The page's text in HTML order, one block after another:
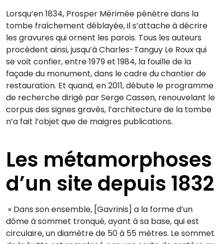
Lorsqu’en 1834, Prosper Mérimée pénètre dans la
tombe fraîchement déblayée, il s’attache à décrire
les gravures qui ornent les parois. Tous les auteurs
procèdent ainsi, jusqu’à Charles-Tanguy Le Roux qui
se voit confier, entre 1979 et 1984, la fouille de la
façade du monument, dans le cadre du chantier de
restauration. Et quand, en 2011, débute le programme
de recherche dirigé par Serge Cassen, renouvelant le
corpus des signes gravés, l’architecture de la tombe
n’a fait l’objet que de maigres publications.
Les métamorphoses
d’un site depuis 1832
« Dans son ensemble, [Gavrinis] a la forme d’un
dôme à sommet tronqué, ayant à sa base, qui est
circulaire, un diamètre de 50 à 55 mètres. Le sommet